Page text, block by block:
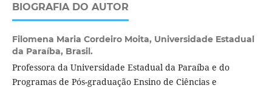
BIOGRAFIA DO AUTOR
Filomena Maria Cordeiro Moita, Universidade Estadual
da Paraíba, Brasil.
Professora da Universidade Estadual da Paraíba e do
Programas de Pós-graduação Ensino de Ciências e